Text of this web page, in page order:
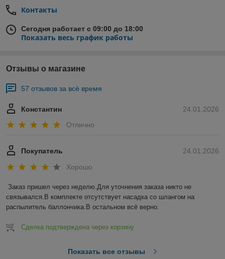
Контакты
Сегодня работает с 09:00 до 18:00
Показать весь график работы
Отзывы о магазине
57 отзывов за всё время
24.01.2026
Константин
Отлично
24.01.2026
Покупатель
Хорошо
Заказ пришел через неделю.Для уточнения заказа никто не
связывался.В комплекте отсутствует насадка со шлангом на
распылитель баллончика.В остальном всё верно.
Сделка подтверждена через корзину
Показать все отзывы